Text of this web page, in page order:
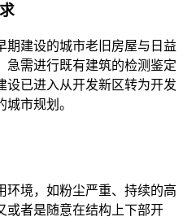
期建设的城市老旧房屋与日益
急需进行既有建筑的检测鉴定
设已进入从开发新区转为开发
市规划。
环境，如粉尘严重、持续的高
或者是随意在结构上下部开